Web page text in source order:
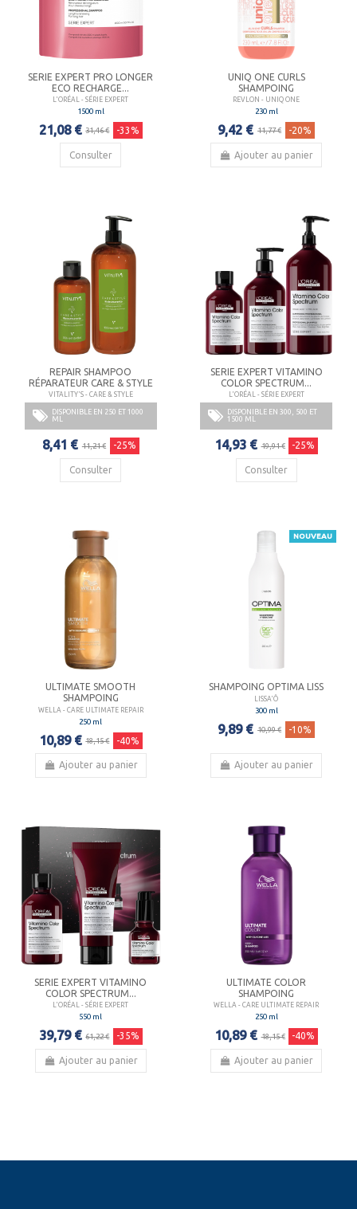
SERIE EXPERT PRO LONGER
ECO RECHARGE...
L'ORÉAL - SÉRIE EXPERT
1500 ml
21,08 € 31,46 € -33%
Consulter
UNIQ ONE CURLS
SHAMPOING
REVLON - UNIQ ONE
230 ml
9,42 € 11,77 € -20%
Ajouter au panier
REPAIR SHAMPOO
RÉPARATEUR CARE & STYLE
VITALITY'S - CARE & STYLE
DISPONIBLE EN 250 ET 1000
ML
8,41 € 11,21 € -25%
Consulter
SERIE EXPERT VITAMINO
COLOR SPECTRUM...
L'ORÉAL - SÉRIE EXPERT
DISPONIBLE EN 300, 500 ET
1500 ML
14,93 € 19,91 € -25%
Consulter
ULTIMATE SMOOTH
SHAMPOING
WELLA - CARE ULTIMATE REPAIR
250 ml
10,89 € 18,15 € -40%
Ajouter au panier
NOUVEAU
SHAMPOING OPTIMA LISS
LISSA'Ô
300 ml
9,89 € 10,99 € -10%
Ajouter au panier
SERIE EXPERT VITAMINO
COLOR SPECTRUM...
L'ORÉAL - SÉRIE EXPERT
550 ml
39,79 € 61,22 € -35%
Ajouter au panier
ULTIMATE COLOR
SHAMPOING
WELLA - CARE ULTIMATE REPAIR
250 ml
10,89 € 18,15 € -40%
Ajouter au panier